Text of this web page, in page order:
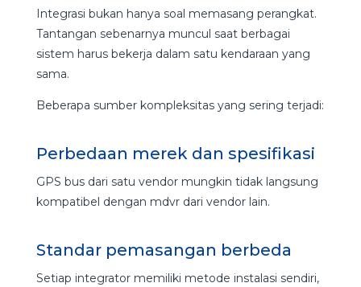
Integrasi bukan hanya soal memasang perangkat.
Tantangan sebenarnya muncul saat berbagai
sistem harus bekerja dalam satu kendaraan yang
sama.
Beberapa sumber kompleksitas yang sering terjadi:
Perbedaan merek dan spesifikasi
GPS bus dari satu vendor mungkin tidak langsung
kompatibel dengan mdvr dari vendor lain.
Standar pemasangan berbeda
Setiap integrator memiliki metode instalasi sendiri,